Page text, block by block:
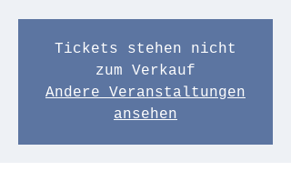
Tickets stehen nicht
zum Verkauf
Andere Veranstaltungen
ansehen